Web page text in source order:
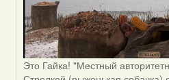
Это Гайка! "Местный